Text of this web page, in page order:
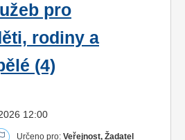
pro
rodiny a
(4)
12:00
Určeno pro: Veřejnost, Žadatel